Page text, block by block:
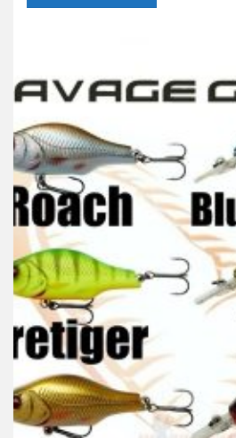
SAVAGE GEAR
Vobler Savage Gear Gravity